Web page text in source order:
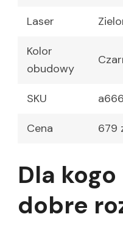
Laser
Kolor
obudowy
SKU
Cena 679
Dla
dobre